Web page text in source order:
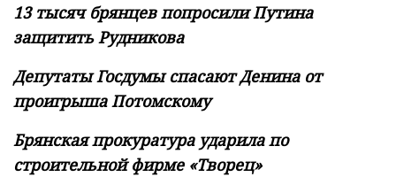
13 тысяч брянцев попросили Путина
защитить Рудникова
Депутаты Госдумы спасают Денина от
проигрыша Потомскому
Брянская прокуратура ударила по
строительной фирме «Творец»